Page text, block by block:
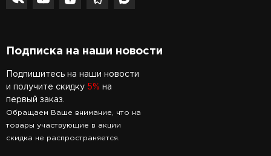
Подписка на наши новости
Подпишитесь на наши новости
и получите скидку 5% на
первый заказ.
Обращаем Ваше внимание, что на
товары участвующие в акции
скидка не распространяется.